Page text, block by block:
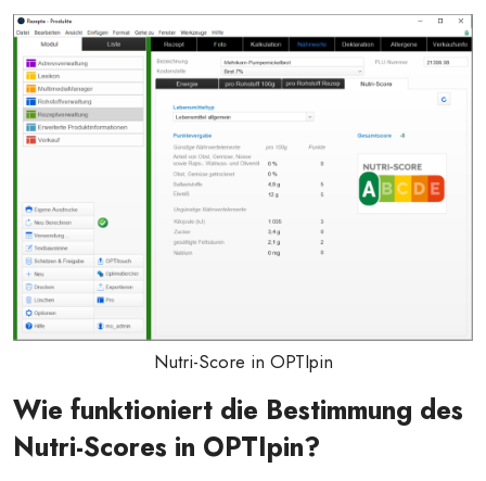
Nutri-Score in OPTIpin
Wie funktioniert die Bestimmung des
Nutri-Scores in OPTIpin?